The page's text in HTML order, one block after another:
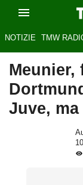
NOTIZIE TMW
Juve,